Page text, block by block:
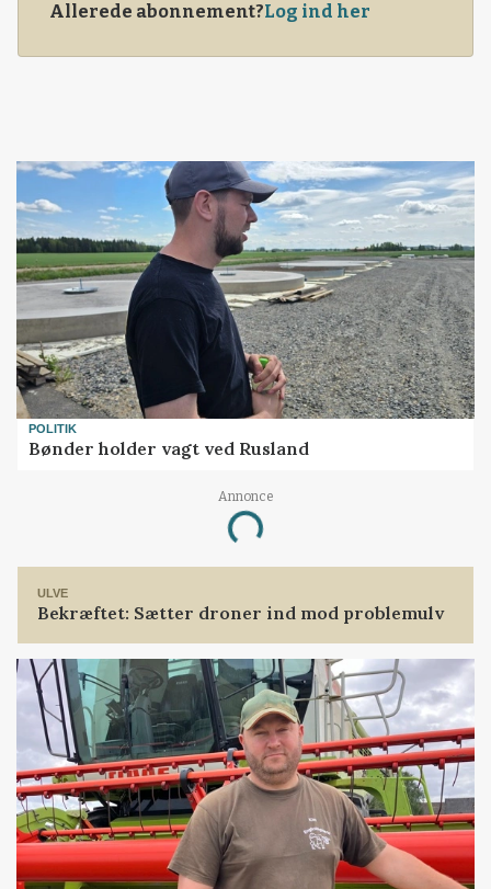
Allerede abonnement?Log ind her
POLITIK
Bønder holder vagt ved Rusland
Annonce
Loading...
ULVE
Bekræftet: Sætter droner ind mod problemulv